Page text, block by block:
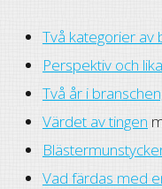
Två kategorier av
Perspektiv och
Två år i
Värdet av tingen
Vad färdas med